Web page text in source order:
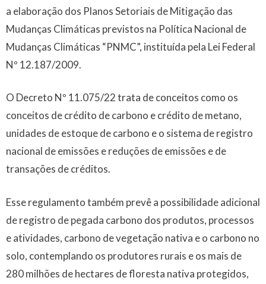
a elaboração dos Planos Setoriais de Mitigação das
Mudanças Climáticas previstos na Política Nacional de
Mudanças Climáticas “PNMC”, instituída pela Lei Federal
Nº 12.187/2009.
O Decreto Nº 11.075/22 trata de conceitos como os
conceitos de crédito de carbono e crédito de metano,
unidades de estoque de carbono e o sistema de registro
nacional de emissões e reduções de emissões e de
transações de créditos.
Esse regulamento também prevê a possibilidade adicional
de registro de pegada carbono dos produtos, processos
e atividades, carbono de vegetação nativa e o carbono no
solo, contemplando os produtores rurais e os mais de
280 milhões de hectares de floresta nativa protegidos,